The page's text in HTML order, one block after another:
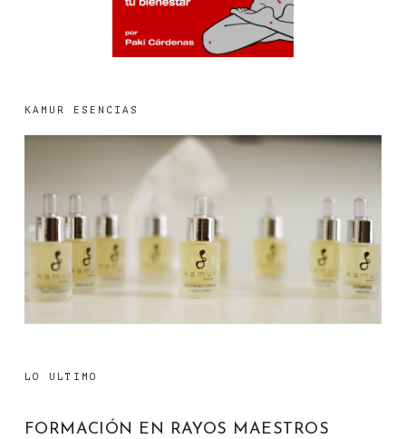
KAMUR ESENCIAS
LO ULTIMO
FORMACIÓN EN RAYOS MAESTROS